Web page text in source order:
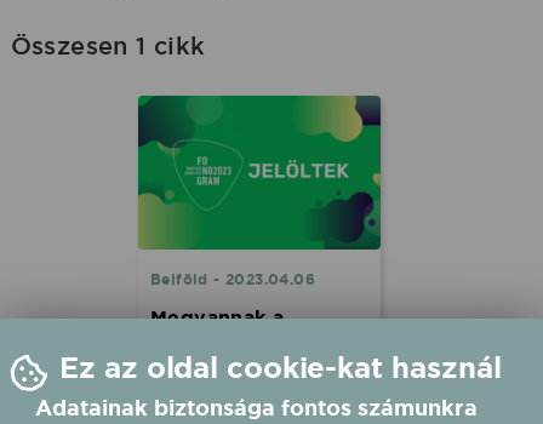
Összesen 1 cikk
Belföld - 2023.04.06
Megvannak a
április 29-én jön a
Fonogram-nap!
Ez az oldal cookie-kat használ
Adatainak biztonsága fontos számunkra